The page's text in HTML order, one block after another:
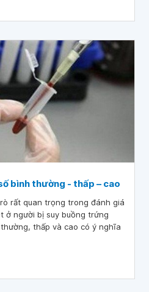
tới khả năng có con.
bình thường - thấp – cao
rất quan trọng trong đánh giá
ở người bị suy buồng trứng
thấp và cao có ý nghĩa